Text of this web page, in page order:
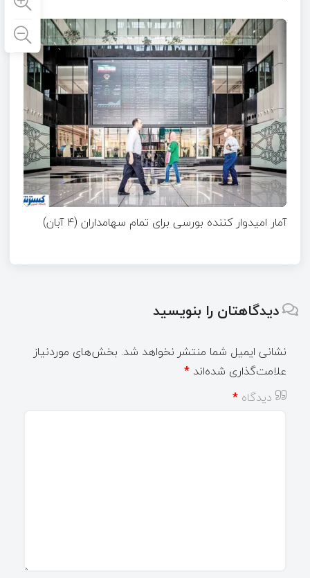
آمار امیدوار کننده بورسی برای تمام سهامداران (۴ آبان)
دیدگاهتان را بنویسید
نشانی ایمیل شما منتشر نخواهد شد. بخش‌های موردنیاز
علامت‌گذاری شده‌اند *
دیدگاه *